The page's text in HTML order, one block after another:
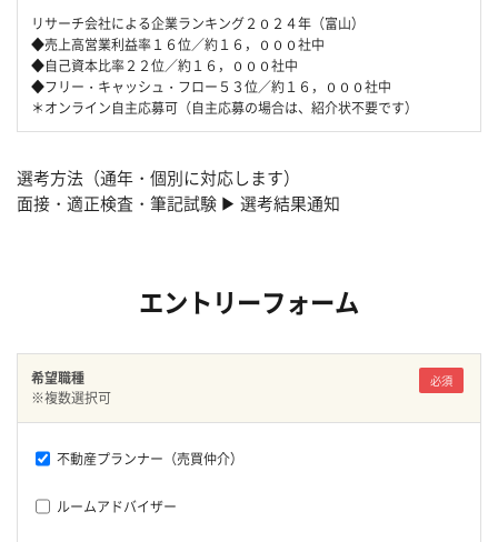
リサーチ会社による企業ランキング２０２４年（富山）
◆売上高営業利益率１６位／約１６，０００社中
◆自己資本比率２２位／約１６，０００社中
◆フリー・キャッシュ・フロー５３位／約１６，０００社中
＊オンライン自主応募可（自主応募の場合は、紹介状不要です）
選考方法（通年・個別に対応します）
面接・適正検査・筆記試験 ▶ 選考結果通知
エントリーフォーム
希望職種 必須
※複数選択可
不動産プランナー（売買仲介）
ルームアドバイザー